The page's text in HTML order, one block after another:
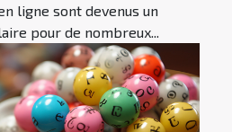
ligne sont devenus un
pour de nombreux...